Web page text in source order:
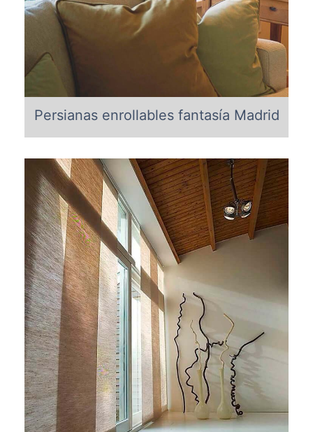
Persianas enrollables fantasía Madrid